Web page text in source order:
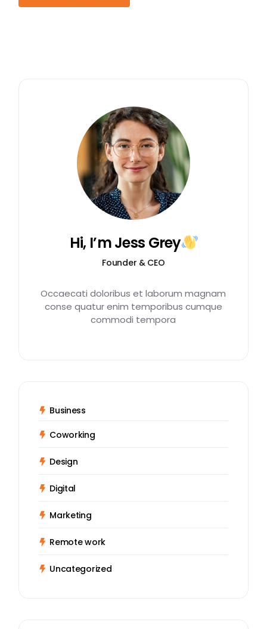
Hi, I’m Jess Grey
Founder & CEO
Occaecati doloribus et laborum magnam
conse quatur enim temporibus cumque
commodi tempora
Business
Coworking
Design
Digital
Marketing
Remote work
Uncategorized